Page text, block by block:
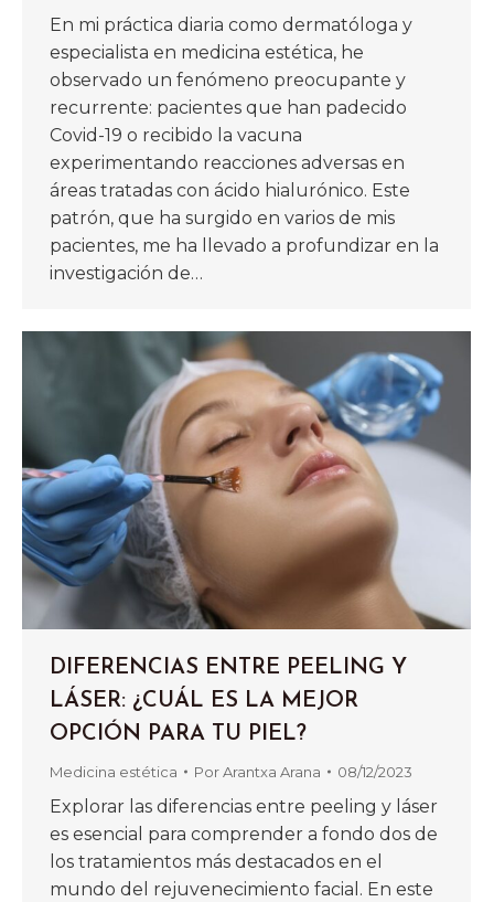
En mi práctica diaria como dermatóloga y
especialista en medicina estética, he
observado un fenómeno preocupante y
recurrente: pacientes que han padecido
Covid-19 o recibido la vacuna
experimentando reacciones adversas en
áreas tratadas con ácido hialurónico. Este
patrón, que ha surgido en varios de mis
pacientes, me ha llevado a profundizar en la
investigación de…
DIFERENCIAS ENTRE PEELING Y
LÁSER: ¿CUÁL ES LA MEJOR
OPCIÓN PARA TU PIEL?
Medicina estética PorArantxa Arana 08/12/2023
Explorar las diferencias entre peeling y láser
es esencial para comprender a fondo dos de
los tratamientos más destacados en el
mundo del rejuvenecimiento facial. En este